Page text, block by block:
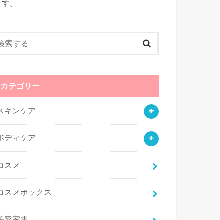
す。
カテゴリー
キンケア
ディケア
スメ
スメボックス